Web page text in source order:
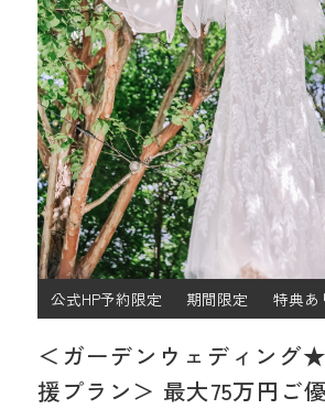
公式HP予約限定 期間限定 特典あ
＜ガーデンウェディング
援プラン＞ 最大75万円ご